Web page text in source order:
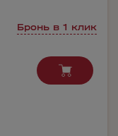
Бронь в 1 клик